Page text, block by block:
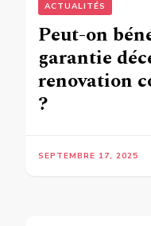
ACTUALITÉS
Peut-on
garantie
renovation
?
SEPTEMBRE 17, 2025